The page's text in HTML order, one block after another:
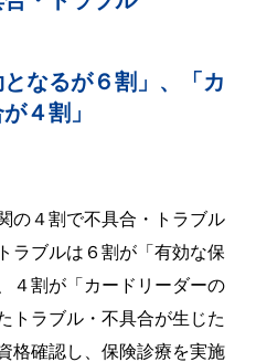
となるが６割」、「カ
４割」
の４割で不具合・トラブル
ラブルは６割が「有効な保
４割が「カードリーダーの
トラブル・不具合が生じた
格確認し、保険診療を実施